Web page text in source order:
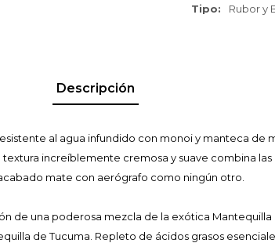
Tipo
Rubor y
Descripción
al agua infundido con monoi y manteca de
increíblemente cremosa y suave combina
mate con aerógrafo como ningún otro.
de una poderosa mezcla de la exótica
de Tucuma. Repleto de ácidos grasos